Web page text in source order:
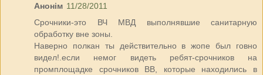
Анонім 11/28/2011
Срочники-это ВЧ МВД выполнявшие санитарную
обработку вне зоны.
Наверно полкан ты действительно в жопе был говно
видел!.если немог видеть ребят-срочников на
промплощадке срочников ВВ, которые находились в